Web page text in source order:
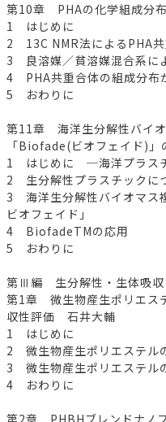
第10章 PHAの化学組成分
1 はじめに
2 13C NMR法によるPHA
3 良溶媒／貧溶媒混合系に
4 PHA共重合体の組成分布
5 おわりに
第11章 海洋生分解性バイ
「Biofade(ビオフェイド)
1 はじめに ─海洋プラス
2 生分解性プラスチックに
3 海洋生分解性バイオマス
ビオフェイド」
4 BiofadeTMの応用
5 おわりに
第Ⅲ編 生分解性・生体吸収
第1章 微生物産生ポリエス
収性評価 石井大輔
1 はじめに
2 微生物産生ポリエステル
3 微生物産生ポリエステル
4 おわりに